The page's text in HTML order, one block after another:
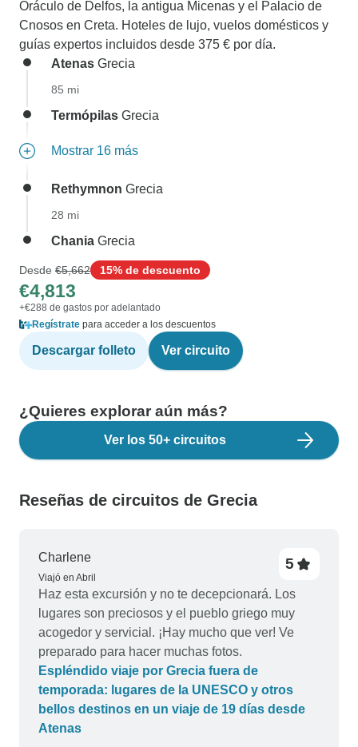
Oráculo de Delfos, la antigua Micenas y el Palacio de
Cnosos en Creta. Hoteles de lujo, vuelos domésticos y
guías expertos incluidos desde 375 € por día.
Atenas Grecia
85 mi
Termópilas Grecia
Mostrar 16 más
Rethymnon Grecia
28 mi
Chania Grecia
Desde €5,662 15% de descuento
€4,813
+€288 de gastos por adelantado
Regístrate para acceder a los descuentos
Descargar folleto Ver circuito
¿Quieres explorar aún más?
Ver los 50+ circuitos
Reseñas de circuitos de Grecia
Charlene
Viajó en Abril
5
Haz esta excursión y no te decepcionará. Los
lugares son preciosos y el pueblo griego muy
acogedor y servicial. ¡Hay mucho que ver! Ve
preparado para hacer muchas fotos.
Espléndido viaje por Grecia fuera de
temporada: lugares de la UNESCO y otros
bellos destinos en un viaje de 19 días desde
Atenas